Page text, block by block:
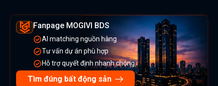
Fanpage MOGIVI BDS
AI matching nguồn hàng
Tư vấn dự án phù hợp
Hỗ trợ quyết định nhanh chóng
Tìm đúng bất động sản